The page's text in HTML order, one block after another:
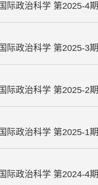
国际政治科学 第2025-4期
国际政治科学 第2025-3期
国际政治科学 第2025-2期
国际政治科学 第2025-1期
国际政治科学 第2024-4期